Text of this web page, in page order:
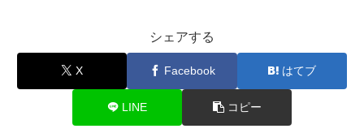
シェアする
X Facebook はてブ
LINE コピー